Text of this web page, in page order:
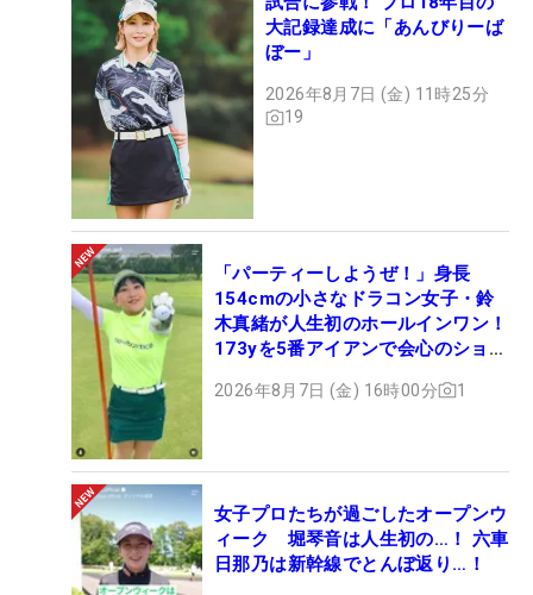
大記録達成に「あんびりーば
ぼー」
2026年8月7日 (金) 11時25分
19
「パーティーしようぜ！」身長
154cmの小さなドラコン女子・鈴
木真緒が人生初のホールインワン！
173yを5番アイアンで会心のショッ
2026年8月7日 (金) 16時00分 1
女子プロたちが過ごしたオープンウ
ィーク 堀琴音は人生初の…！ 六車
日那乃は新幹線でとんぼ返り…！